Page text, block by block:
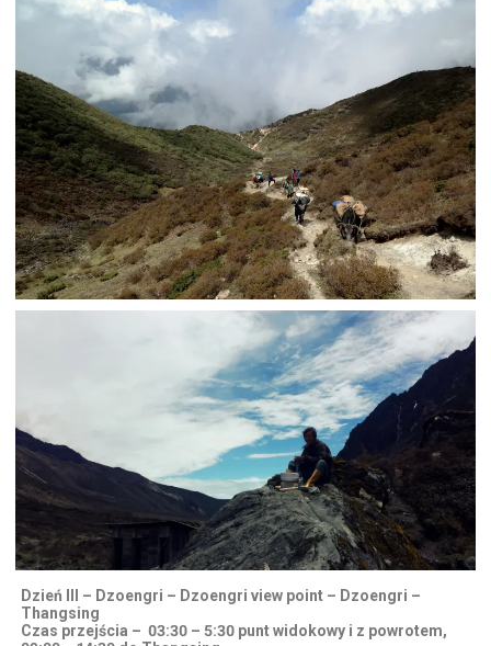
Dzień III – Dzoengri – Dzoengri view point – Dzoengri –
Thangsing
Czas przejścia – 03:30 – 5:30 punt widokowy i z powrotem,